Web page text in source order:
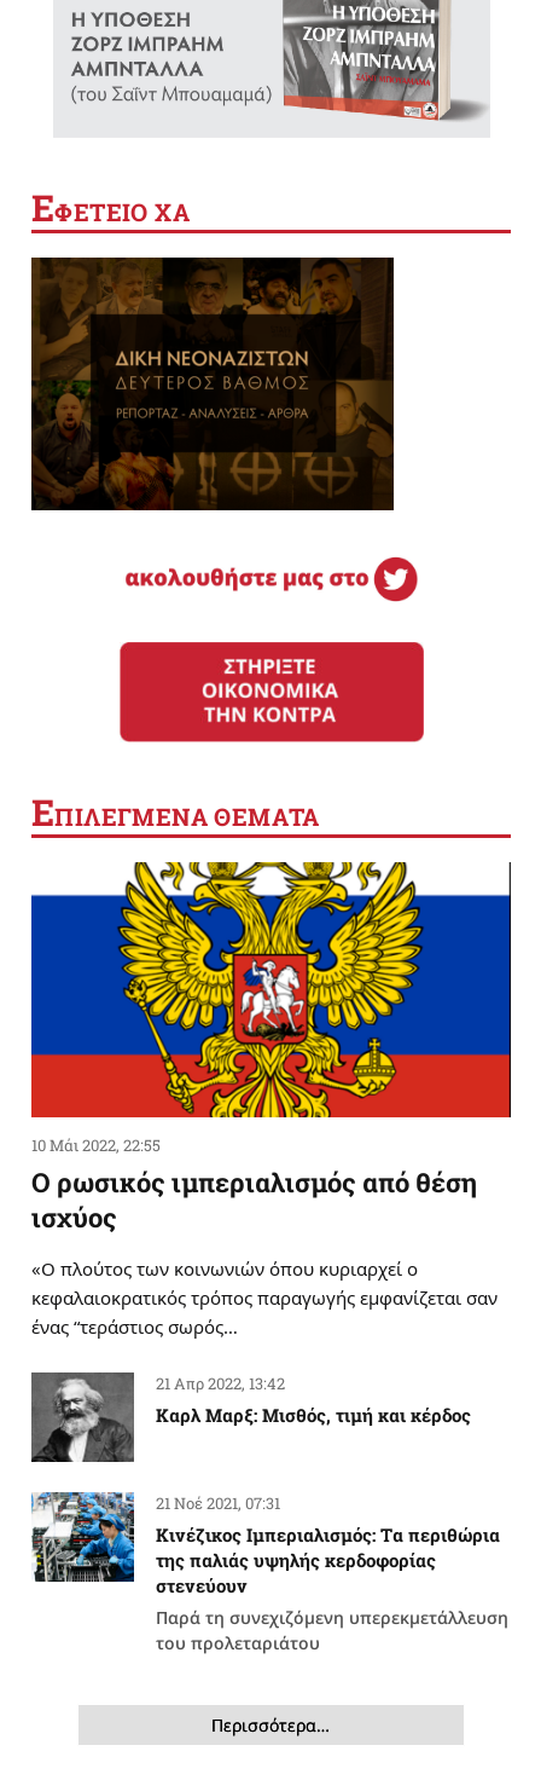
ΕΦΕΤΕΙΟ ΧΑ
ΕΠΙΛΕΓΜΕΝΑ ΘΕΜΑΤΑ
10 Μάι 2022, 22:55
Ο ρωσικός ιμπεριαλισμός από θέση
ισχύος
«Ο πλούτος των κοινωνιών όπου κυριαρχεί ο
κεφαλαιοκρατικός τρόπος παραγωγής εμφανίζεται σαν
ένας “τεράστιος σωρός…
21 Απρ 2022, 13:42
Καρλ Μαρξ: Μισθός, τιμή και κέρδος
21 Νοέ 2021, 07:31
Κινέζικος Ιμπεριαλισμός: Tα περιθώρια
της παλιάς υψηλής κερδοφορίας
στενεύουν
Παρά τη συνεχιζόμενη υπερεκμετάλλευση
του προλεταριάτου
Περισσότερα…